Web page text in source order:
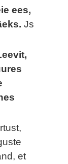
ees,
Js
et